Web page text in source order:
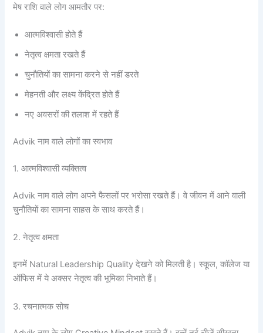
मेष राशि वाले लोग आमतौर पर:
आत्मविश्वासी होते हैं
नेतृत्व क्षमता रखते हैं
चुनौतियों का सामना करने से नहीं डरते
मेहनती और लक्ष्य केंद्रित होते हैं
नए अवसरों की तलाश में रहते हैं
Advik नाम वाले लोगों का स्वभाव
1. आत्मविश्वासी व्यक्तित्व
Advik नाम वाले लोग अपने फैसलों पर भरोसा रखते हैं। वे जीवन में आने वाली
चुनौतियों का सामना साहस के साथ करते हैं।
2. नेतृत्व क्षमता
इनमें Natural Leadership Quality देखने को मिलती है। स्कूल, कॉलेज या
ऑफिस में ये अक्सर नेतृत्व की भूमिका निभाते हैं।
3. रचनात्मक सोच